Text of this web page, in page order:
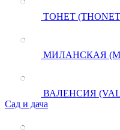
ТОНЕТ
МИЛАНСКАЯ
ВАЛЕНСИЯ
Сад и дача